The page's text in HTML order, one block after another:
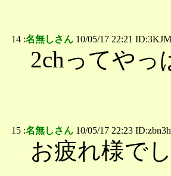
14 :名無しさん 10/05/17 22:21
2chってやっ
15 :名無しさん 10/05/17 22:23
お疲れ様で